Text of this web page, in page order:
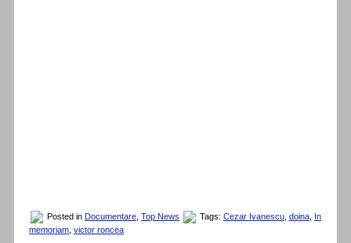
Posted in Documentare Top News Tags: Cezar Ivanescu doina
In
memoriam victor roncea